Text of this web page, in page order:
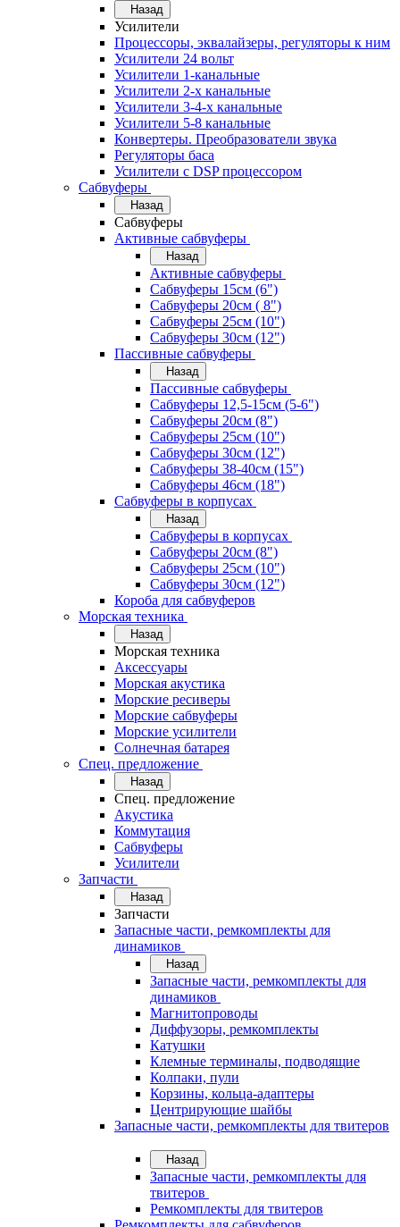
Назад
Усилители
Процессоры, эквалайзеры, регуляторы к ним
Усилители 24 вольт
Усилители 1-канальные
Усилители 2-х канальные
Усилители 3-4-х канальные
Усилители 5-8 канальные
Конвертеры. Преобразователи звука
Регуляторы баса
Усилители с DSP процессором
Сабвуферы
Назад
Сабвуферы
Активные сабвуферы
Назад
Активные сабвуферы
Сабвуферы 15см (6")
Сабвуферы 20см ( 8")
Сабвуферы 25см (10")
Сабвуферы 30см (12")
Пассивные сабвуферы
Назад
Пассивные сабвуферы
Сабвуферы 12,5-15см (5-6")
Сабвуферы 20см (8")
Сабвуферы 25см (10")
Сабвуферы 30см (12")
Сабвуферы 38-40см (15")
Сабвуферы 46см (18")
Сабвуферы в корпусах
Назад
Сабвуферы в корпусах
Сабвуферы 20см (8")
Сабвуферы 25см (10")
Сабвуферы 30см (12")
Короба для сабвуферов
Морская техника
Назад
Морская техника
Аксессуары
Морская акустика
Морские ресиверы
Морские сабвуферы
Морские усилители
Солнечная батарея
Спец. предложение
Назад
Спец. предложение
Акустика
Коммутация
Сабвуферы
Усилители
Запчасти
Назад
Запчасти
Запасные части, ремкомплекты для
динамиков
Назад
Запасные части, ремкомплекты для
динамиков
Магнитопроводы
Диффузоры, ремкомплекты
Катушки
Клемные терминалы, подводящие
Колпаки, пули
Корзины, кольца-адаптеры
Центрирующие шайбы
Запасные части, ремкомплекты для твитеров
Назад
Запасные части, ремкомплекты для
твитеров
Ремкомплекты для твитеров